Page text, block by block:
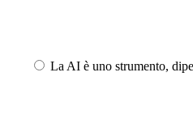
La AI è uno strumento,